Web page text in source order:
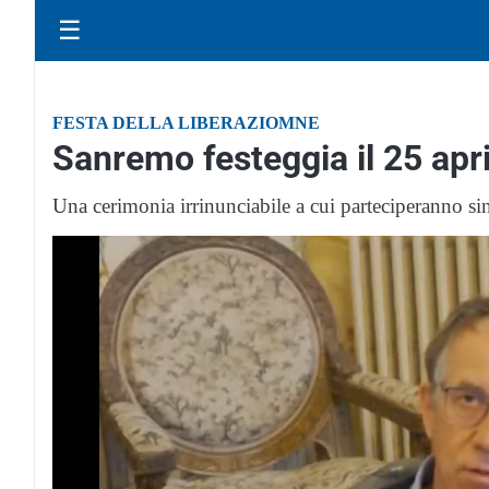
☰
FESTA DELLA LIBERAZIOMNE
Sanremo festeggia il 25
Una cerimonia irrinunciabile a cui parteciperanno